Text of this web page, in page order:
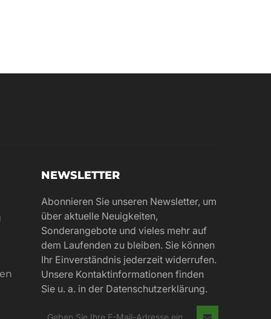
NEWSLETTER
Abonnieren Sie unseren Newsletter, um
über aktuelle Neuigkeiten,
Sonderangebote und vieles mehr auf
dem Laufenden zu bleiben. Sie können
Ihr Einverständnis jederzeit widerrufen.
Unsere Kontaktinformationen finden
Sie u. a. in der Datenschutzerklärung.